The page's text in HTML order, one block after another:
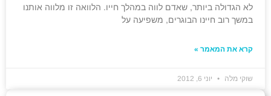
לא הגדולה ביותר, שאדם לווה במהלך חייו. הלוואה זו מלווה אותנו
במשך רוב חיינו הבוגרים, משפיעה על
קרא את המאמר »
שוקי מלה יוני 6, 2012